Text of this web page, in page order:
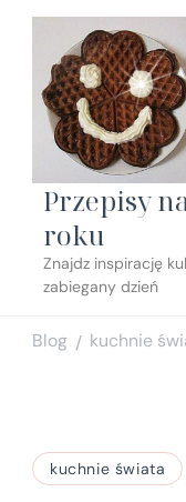
Przepisy
roku
Znajdz inspirację
zabiegany dzień
Blog / kuchnie
kuchnie świata